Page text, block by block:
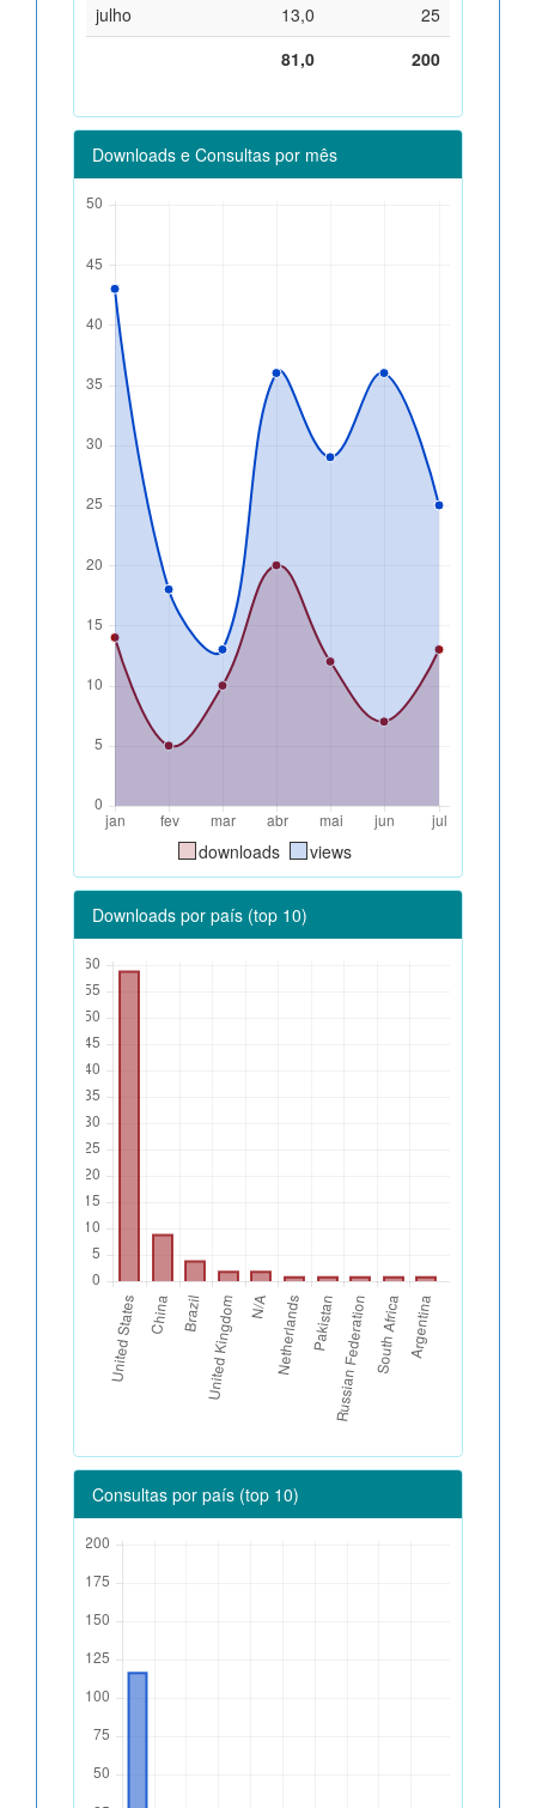
julho
13,0
25
81,0
200
Downloads e Consultas por mês
downloads views
Downloads por país (top 10)
Consultas por país (top 10)